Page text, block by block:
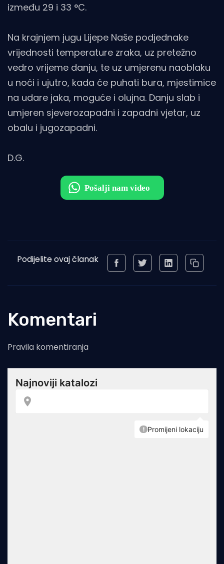
između 29 i 33 °C.
Na krajnjem jugu Lijepe Naše podjednake
vrijednosti temperature zraka, uz pretežno
vedro vrijeme danju, te uz umjerenu naoblaku
u noći i ujutro, kada će puhati bura, mjestimice
na udare jaka, moguće i olujna. Danju slab i
umjeren sjeverozapadni i zapadni vjetar, uz
obalu i jugozapadni.
D.G.
Podijelite ovaj članak
Komentari
Pravila komentiranja